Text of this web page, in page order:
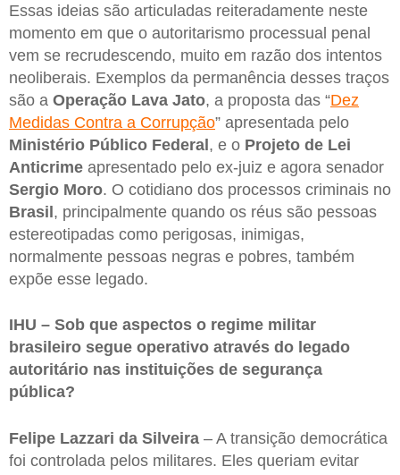
Essas ideias são articuladas reiteradamente neste
momento em que o autoritarismo processual penal
vem se recrudescendo, muito em razão dos intentos
neoliberais. Exemplos da permanência desses traços
são a Operação Lava Jato, a proposta das “Dez
Medidas Contra a Corrupção” apresentada pelo
Ministério Público Federal, e o Projeto de Lei
Anticrime apresentado pelo ex-juiz e agora senador
Sergio Moro. O cotidiano dos processos criminais no
Brasil, principalmente quando os réus são pessoas
estereotipadas como perigosas, inimigas,
normalmente pessoas negras e pobres, também
expõe esse legado.
IHU – Sob que aspectos o regime militar
brasileiro segue operativo através do legado
autoritário nas instituições de segurança
pública?
Felipe Lazzari da Silveira – A transição democrática
foi controlada pelos militares. Eles queriam evitar